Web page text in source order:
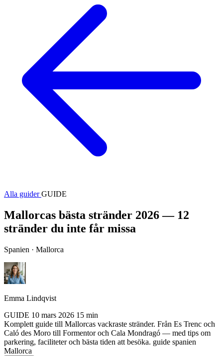
Alla guiderGUIDE
Mallorcas bästa stränder 2026 — 12
stränder du inte får missa
Spanien · Mallorca
Emma Lindqvist
GUIDE 10 mars 2026 15 min
Komplett guide till Mallorcas vackraste stränder. Från Es Trenc och
Caló des Moro till Formentor och Cala Mondragó — med tips om
parkering, faciliteter och bästa tiden att besöka. guide spanien
Mallorca